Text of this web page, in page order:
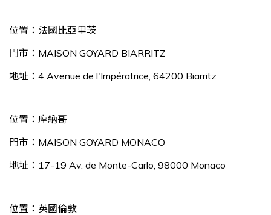
位置：法國比亞里茨
門市：MAISON GOYARD BIARRITZ
地址：4 Avenue de l'Impératrice, 64200 Biarritz
位置：摩納哥
門市：MAISON GOYARD MONACO
地址：17-19 Av. de Monte-Carlo, 98000 Monaco
位置：英國倫敦